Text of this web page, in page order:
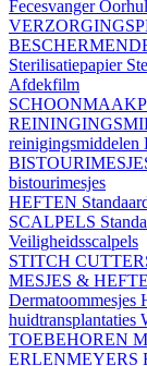
Fecesvanger
Sterilisatiepapier
Afdekfilm
reinigingsmiddelen
bistourimesjes
HEFTEN
SCALPELS
Veiligheidsscalpels
STITCH
MESJES &
Dermatoommesjes
huidtransplantaties
TOEBEHOREN
ERLENMEYERS